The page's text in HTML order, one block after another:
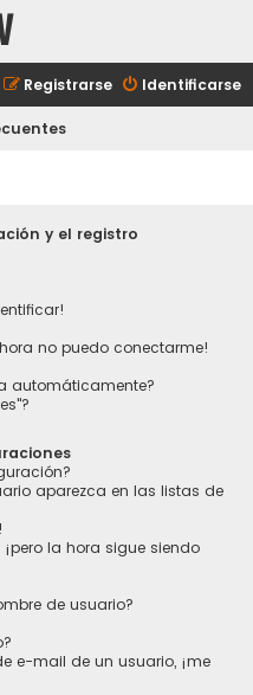
Identificarse
Registrarse
y el registro
no puedo conectarme!
automáticamente?
aparezca en las listas de
la hora sigue siendo
de usuario?
e-mail de un usuario, ¡me